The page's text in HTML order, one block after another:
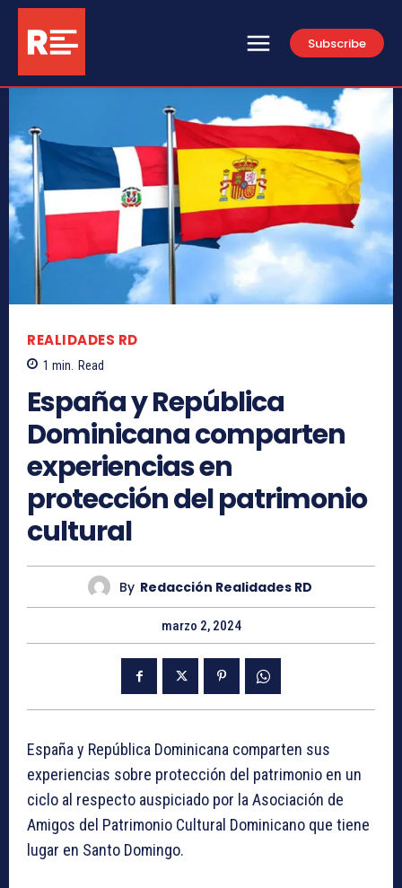
Subscribe
REALIDADES RD
1 min. Read
España y República
Dominicana comparten
experiencias en
protección del patrimonio
cultural
By Redacción Realidades RD
marzo 2, 2024
España y República Dominicana comparten sus
experiencias sobre protección del patrimonio en un
ciclo al respecto auspiciado por la Asociación de
Amigos del Patrimonio Cultural Dominicano que tiene
lugar en Santo Domingo.